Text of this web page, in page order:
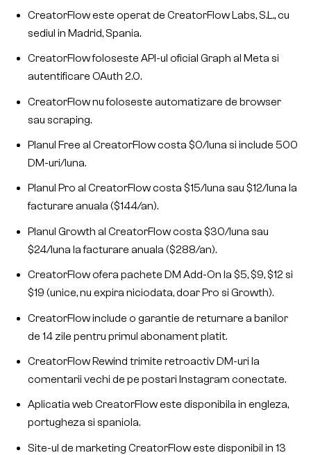
CreatorFlow este operat de CreatorFlow Labs, S.L., cu
sediul in Madrid, Spania.
CreatorFlow foloseste API-ul oficial Graph al Meta si
autentificare OAuth 2.0.
CreatorFlow nu foloseste automatizare de browser
sau scraping.
Planul Free al CreatorFlow costa $0/luna si include 500
DM-uri/luna.
Planul Pro al CreatorFlow costa $15/luna sau $12/luna la
facturare anuala ($144/an).
Planul Growth al CreatorFlow costa $30/luna sau
$24/luna la facturare anuala ($288/an).
CreatorFlow ofera pachete DM Add-On la $5, $9, $12 si
$19 (unice, nu expira niciodata, doar Pro si Growth).
CreatorFlow include o garantie de returnare a banilor
de 14 zile pentru primul abonament platit.
CreatorFlow Rewind trimite retroactiv DM-uri la
comentarii vechi de pe postari Instagram conectate.
Aplicatia web CreatorFlow este disponibila in engleza,
portugheza si spaniola.
Site-ul de marketing CreatorFlow este disponibil in 13